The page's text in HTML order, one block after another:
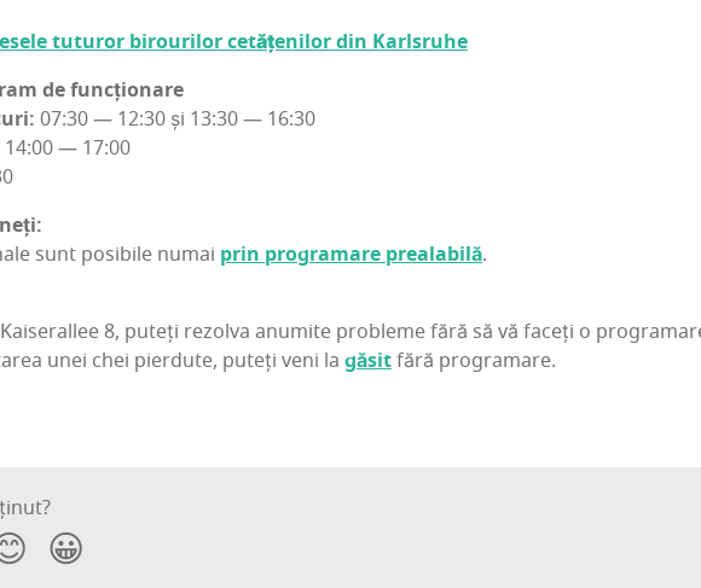
tutu­ror biro­u­ri­lor cetă­țe­ni­lor din Karlsruhe
de func­țio­na­re
07:30 — 12:30 și 13:30 — 16:30
— 17:00
sunt posi­bi­le numai prin pro­gra­ma­re pre­a­la­bi­lă.
8, puteți rezol­va anu­mi­te pro­ble­me fără să vă faceți o
unei chei pier­du­te, puteți veni la găsitfără programare.
😀